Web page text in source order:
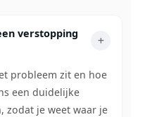
verstopping
probleem zit en hoe
een duidelijke
zodat je weet waar je